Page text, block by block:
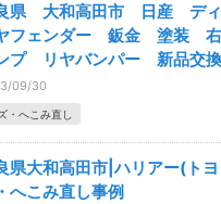
県 大和高田市 日産 デ
フェンダー 鈑金 塗装 右
プ リヤバンパー 新品交換
09/30
・へこみ直し
県大和高田市|ハリアー(ト
へこみ直し事例